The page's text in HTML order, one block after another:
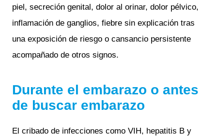
piel, secreción genital, dolor al orinar, dolor pélvico,
inflamación de ganglios, fiebre sin explicación tras
una exposición de riesgo o cansancio persistente
acompañado de otros signos.
Durante el embarazo o antes
de buscar embarazo
El cribado de infecciones como VIH, hepatitis B y